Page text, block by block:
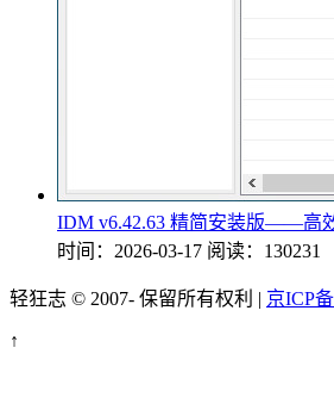
IDM v6.42.63 精简安装版——高
时间：2026-03-17 阅读：130231
轻狂志 © 2007- 保留所有权利 | 京ICP
↑